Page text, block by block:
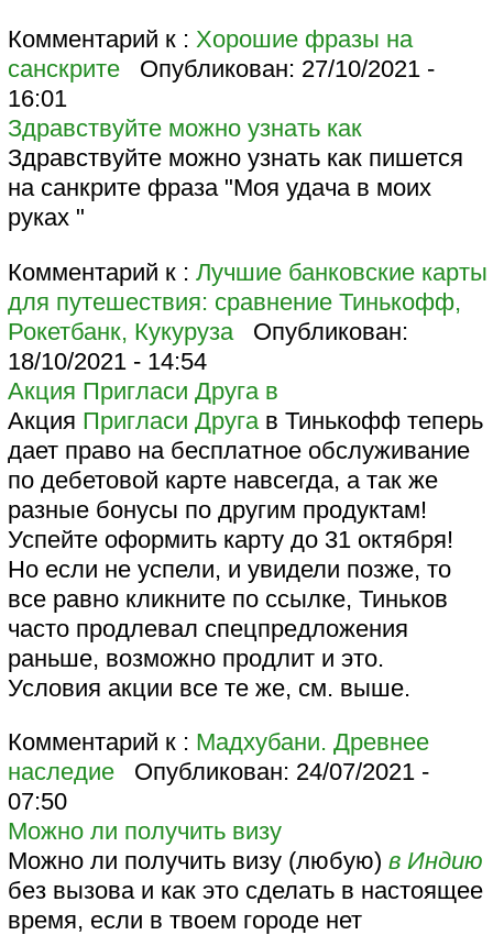
Комментарий к : Хорошие фразы на
санскрите
Опубликован: 27/10/2021 -
16:01
Здравствуйте можно узнать как
Здравствуйте можно узнать как пишется
на санкрите фраза "Моя удача в моих
руках "
Комментарий к : Лучшие банковские карты
для путешествия: сравнение Тинькофф,
Рокетбанк, Кукуруза
Опубликован:
18/10/2021 - 14:54
Акция Пригласи Друга в
Акция Пригласи Друга в Тинькофф теперь
дает право на бесплатное обслуживание
по дебетовой карте навсегда, а так же
разные бонусы по другим продуктам!
Успейте оформить карту до 31 октября!
Но если не успели, и увидели позже, то
все равно кликните по ссылке, Тиньков
часто продлевал спецпредложения
раньше, возможно продлит и это.
Условия акции все те же, см. выше.
Комментарий к : Мадхубани. Древнее
наследие
Опубликован: 24/07/2021 -
07:50
Можно ли получить визу
Можно ли получить визу (любую) в Индию
без вызова и как это сделать в настоящее
время, если в твоем городе нет